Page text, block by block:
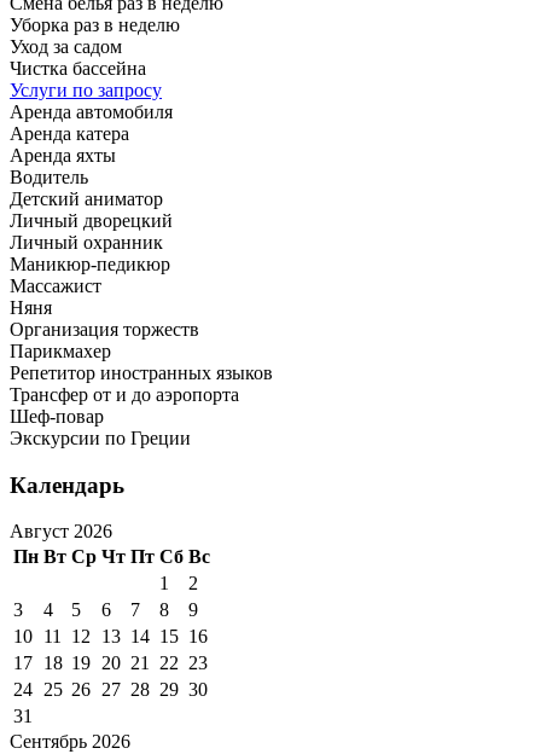
Уборка раз в неделю
Уход за садом
Чистка бассейна
Услуги по запросу
Аренда автомобиля
Аренда катера
Аренда яхты
Водитель
Детский аниматор
Личный дворецкий
Личный охранник
Маникюр-педикюр
Массажист
Няня
Организация торжеств
Парикмахер
Репетитор иностранных языков
Трансфер от и до аэропорта
Шеф-повар
Экскурсии по Греции
Календарь
Август 2026
Пн Вт Ср Чт Пт Сб Вс
1
2
3
4 5 6 7 8
9
10 11 12 13 14 15 16
17 18 19 20 21 22 23
24 25 26 27 28 29 30
31
Сентябрь 2026